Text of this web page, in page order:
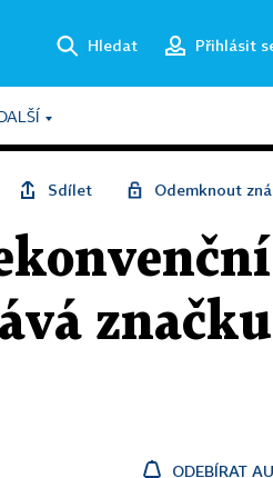
Hledat Přihlásit
DALŠÍ
Sdílet Odemknout
značku
ODEBÍRAT